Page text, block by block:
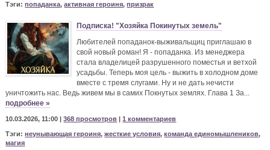
Тэги:попаданка,активная героиня,призрак
Подписка! "Хозяйка Покинутых земель"
Любителей попаданок-выживальщиц приглашаю в
свой новый роман! Я - попаданка. Из менеджера
стала владелицей разрушенного поместья и ветхой
усадьбы. Теперь моя цель - выжить в холодном доме
вместе с тремя слугами. Ну и не дать нечисти
уничтожить нас. Ведь живем мы в самих Покнутых землях. Глава 1 За...
подробнее »
10.03.2026, 11:00 |368 просмотров |1 комментариев
Тэги:неунывающая героиня,жесткие условия,команда единомышлеников,
магия